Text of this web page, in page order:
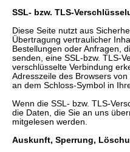
SSL- bzw. TLS-
Diese Seite nutzt aus
Übertragung vertraulicher
Bestellungen oder Anfragen,
senden, eine SSL-bzw. TLS-
verschlüsselte Verbindung
Adresszeile des Browsers von
an dem Schloss-Symbol in
Wenn die SSL- bzw. TLS-
die Daten, die Sie an uns
mitgelesen werden.
Auskunft, Sperrung,